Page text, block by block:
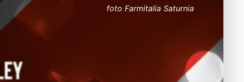
foto Farmitalia Saturnia